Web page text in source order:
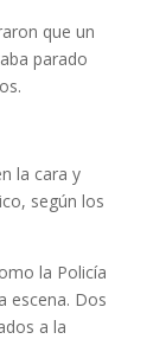
que un
parado
la cara y
según los
la Policía
escena. Dos
a la